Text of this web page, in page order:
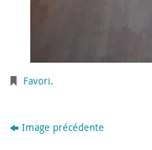
Favori.
Image précédente